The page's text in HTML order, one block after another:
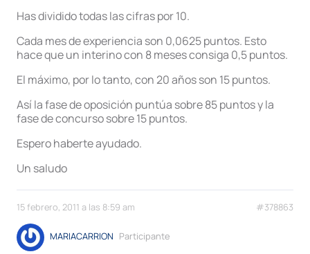
Has dividido todas las cifras por 10.
Cada mes de experiencia son 0,0625 puntos. Esto
hace que un interino con 8 meses consiga 0,5 puntos.
El máximo, por lo tanto, con 20 años son 15 puntos.
Así la fase de oposición puntúa sobre 85 puntos y la
fase de concurso sobre 15 puntos.
Espero haberte ayudado.
Un saludo
15 febrero, 2011 a las 8:59 am #378863
MARIACARRION Participante